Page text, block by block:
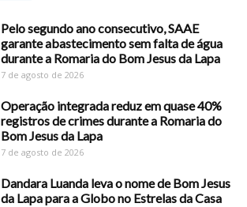
Pelo segundo ano consecutivo, SAAE
garante abastecimento sem falta de água
durante a Romaria do Bom Jesus da Lapa
7 de agosto de 2026
Operação integrada reduz em quase 40%
registros de crimes durante a Romaria do
Bom Jesus da Lapa
7 de agosto de 2026
Dandara Luanda leva o nome de Bom Jesus
da Lapa para a Globo no Estrelas da Casa